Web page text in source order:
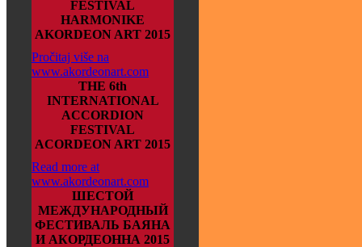
FESTIVAL
HARMONIKE
AKORDEON ART 2015
Pročitaj više na
www.akordeonart.com
THE 6th
INTERNATIONAL
ACCORDION
FESTIVAL
ACORDEON ART 2015
Read more at
www.akordeonart.com
ШЕСТОЙ
МЕЖДУНАРОДНЫЙ
ФЕСТИВАЛЬ БАЯНА
И АКОРДЕОННА 2015